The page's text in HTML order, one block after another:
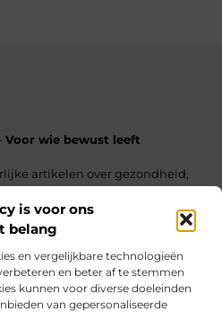
is voor ons
belang
en vergelijkbare technologieën
en beter af te stemmen
kunnen voor diverse doeleinden
van gepersonaliseerde
Voor wie bewust leeft
artikelen over gezondheid,
dagelijks leven.